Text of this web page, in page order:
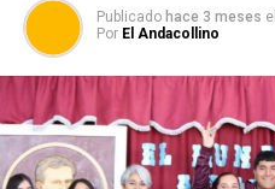
Publicado hace 3 meses el
Por El Andacollino